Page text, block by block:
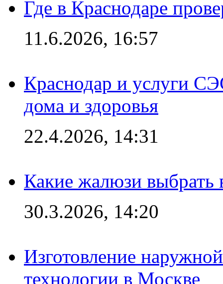
Где в Краснодаре
11.6.2026, 16:57
Краснодар и услуги
дома и здоровья
22.4.2026, 14:31
Какие жалюзи выбрать
30.3.2026, 14:20
Изготовление
технологии в Москве